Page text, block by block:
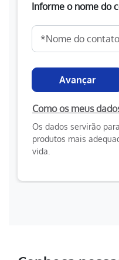
Informe o nome do
Avançar
Como os meus
Os dados servirão
produtos mais
vida.